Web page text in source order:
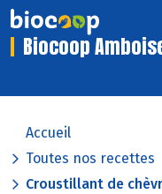
Biocoop
Accueil
Toutes nos recettes
Croustillant de